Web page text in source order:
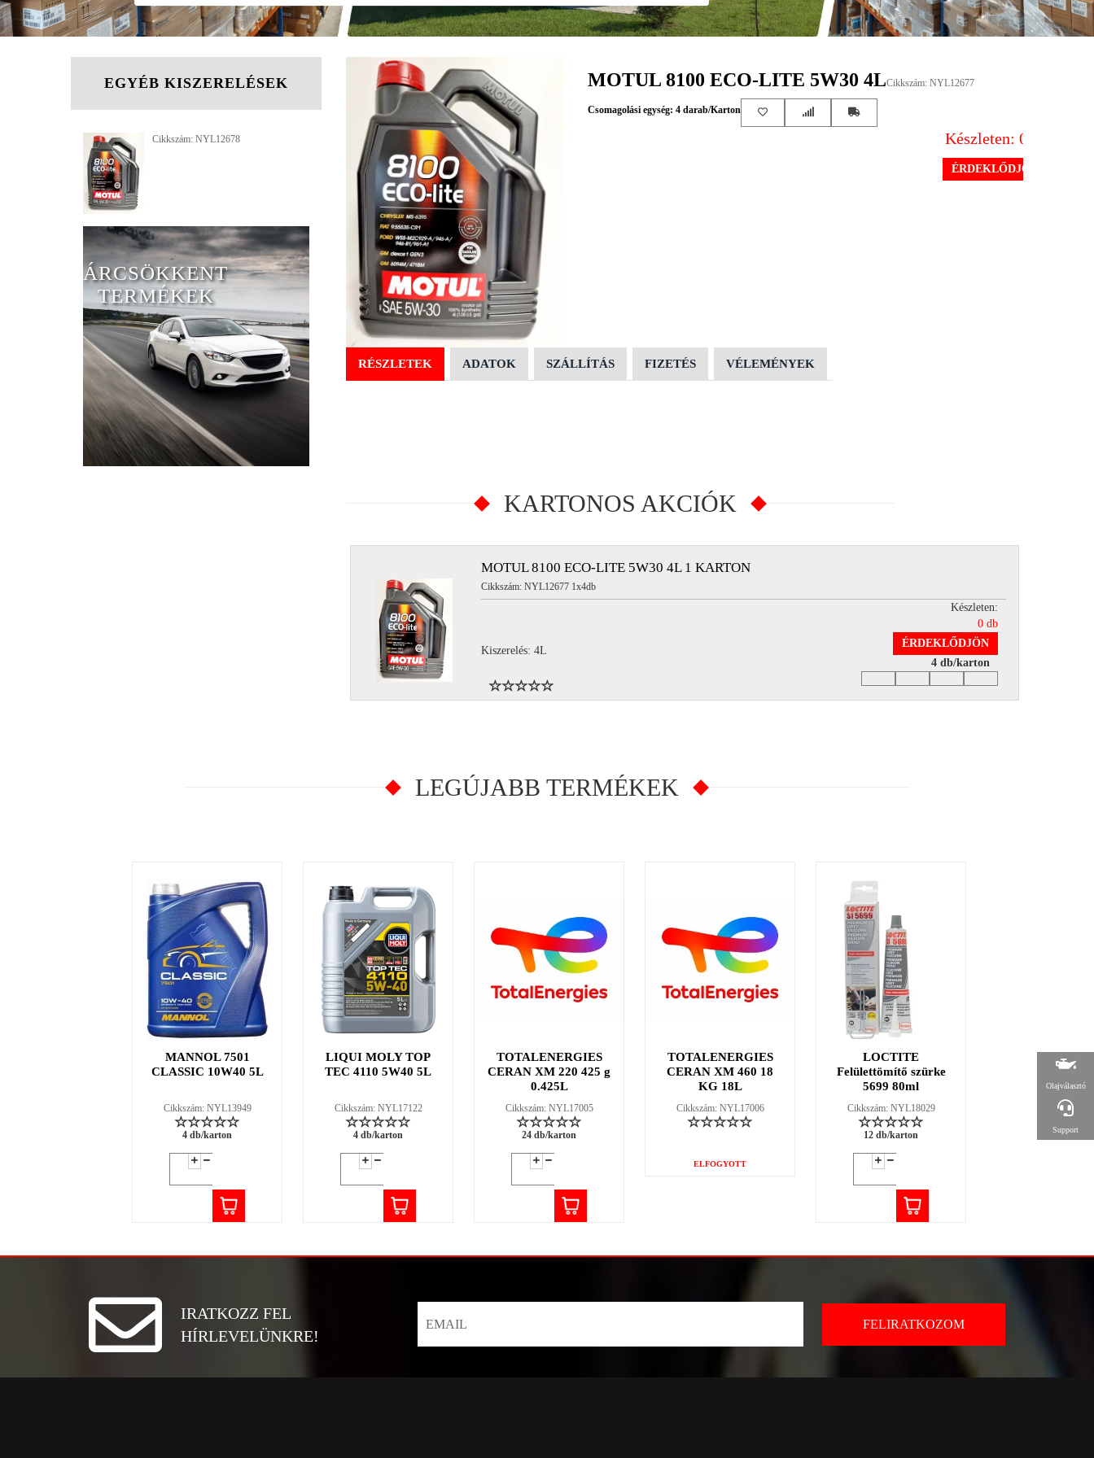
EGYÉB KISZERELÉSEK
Cikkszám: NYL12678
ÁRCSÖKKENT
TERMÉKEK
MOTUL 8100 ECO-LITE 5W30 4LCikkszám: NYL12677
Csomagolási egység: 4 darab/Karton
Készleten: 0 db
ÉRDEKLŐDJÖN
RÉSZLETEK ADATOK SZÁLLÍTÁS FIZETÉS VÉLEMÉNYEK
KARTONOS AKCIÓK
MOTUL 8100 ECO-LITE 5W30 4L 1 KARTON
Cikkszám: NYL12677 1x4db
Kiszerelés: 4L
Készleten:
0 db
ÉRDEKLŐDJÖN
4 db/karton
LEGÚJABB TERMÉKEK
MANNOL 7501
CLASSIC 10W40 5L
Cikkszám: NYL13949
4 db/karton
LIQUI MOLY TOP
TEC 4110 5W40 5L
Cikkszám: NYL17122
4 db/karton
TOTALENERGIES
CERAN XM 220 425 g
0.425L
Cikkszám: NYL17005
24 db/karton
TOTALENERGIES
CERAN XM 460 18
KG 18L
Cikkszám: NYL17006
ELFOGYOTT
LOCTITE
Felülettömítő szürke
5699 80ml
Cikkszám: NYL18029
12 db/karton
LOCTITE
fűtőszáljavító
2g
Cikkszám:
12 db/karton
IRATKOZZ FEL
HÍRLEVELÜNKRE!
Olajválasztó
Support